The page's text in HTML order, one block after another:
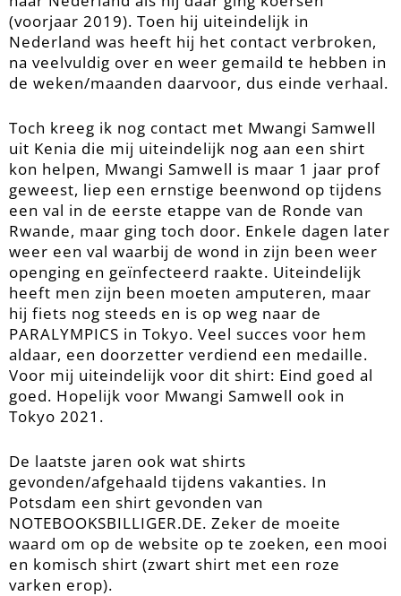
(voorjaar 2019). Toen hij uiteindelijk in
Nederland was heeft hij het contact verbroken,
na veelvuldig over en weer gemaild te hebben in
de weken/maanden daarvoor, dus einde verhaal.
Toch kreeg ik nog contact met Mwangi Samwell
uit Kenia die mij uiteindelijk nog aan een shirt
kon helpen, Mwangi Samwell is maar 1 jaar prof
geweest, liep een ernstige beenwond op tijdens
een val in de eerste etappe van de Ronde van
Rwande, maar ging toch door. Enkele dagen later
weer een val waarbij de wond in zijn been weer
openging en geïnfecteerd raakte. Uiteindelijk
heeft men zijn been moeten amputeren, maar
hij fiets nog steeds en is op weg naar de
PARALYMPICS in Tokyo. Veel succes voor hem
aldaar, een doorzetter verdiend een medaille.
Voor mij uiteindelijk voor dit shirt: Eind goed al
goed. Hopelijk voor Mwangi Samwell ook in
Tokyo 2021.
De laatste jaren ook wat shirts
gevonden/afgehaald tijdens vakanties. In
Potsdam een shirt gevonden van
NOTEBOOKSBILLIGER.DE. Zeker de moeite
waard om op de website op te zoeken, een mooi
en komisch shirt (zwart shirt met een roze
varken erop).